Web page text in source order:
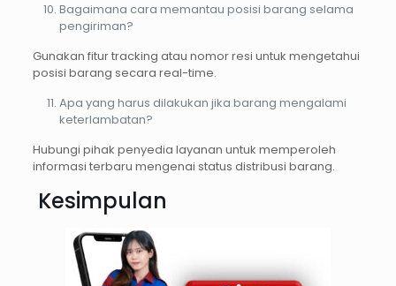
Bagaimana cara memantau posisi barang selama
pengiriman?
Gunakan fitur tracking atau nomor resi untuk mengetahui
posisi barang secara real-time.
Apa yang harus dilakukan jika barang mengalami
keterlambatan?
Hubungi pihak penyedia layanan untuk memperoleh
informasi terbaru mengenai status distribusi barang.
Kesimpulan